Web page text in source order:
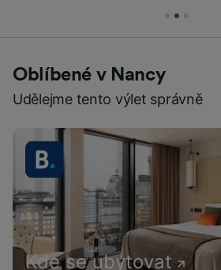
Oblíbené v Nancy
Udělejme tento výlet správně
Kde se ubytovat